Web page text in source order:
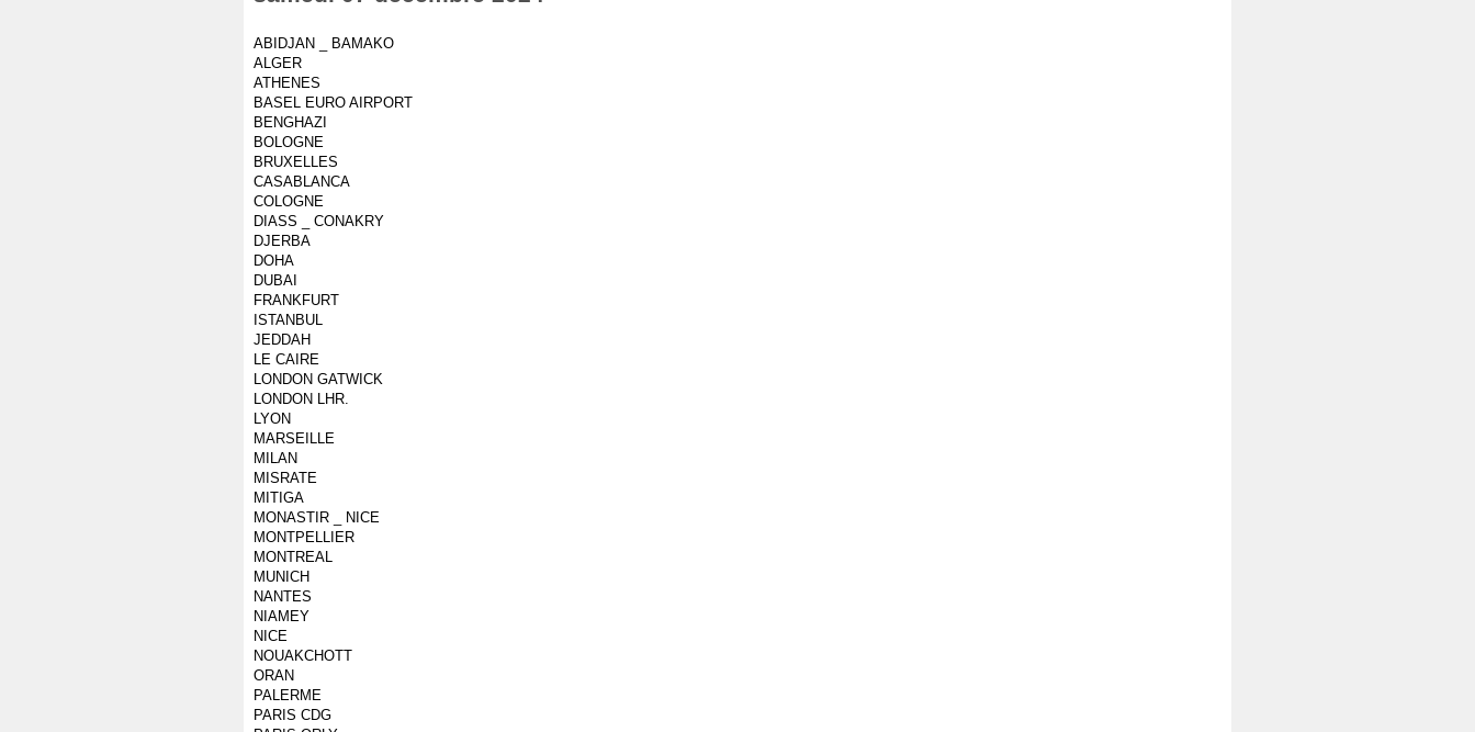
ABIDJAN _ BAMAKO
ALGER
ATHENES
BASEL EURO AIRPORT
BENGHAZI
BOLOGNE
BRUXELLES
CASABLANCA
COLOGNE
DIASS _ CONAKRY
DJERBA
DOHA
DUBAI
FRANKFURT
ISTANBUL
JEDDAH
LE CAIRE
LONDON GATWICK
LONDON LHR.
LYON
MARSEILLE
MILAN
MISRATE
MITIGA
MONASTIR _ NICE
MONTPELLIER
MONTREAL
MUNICH
NANTES
NIAMEY
NICE
NOUAKCHOTT
ORAN
PALERME
PARIS CDG